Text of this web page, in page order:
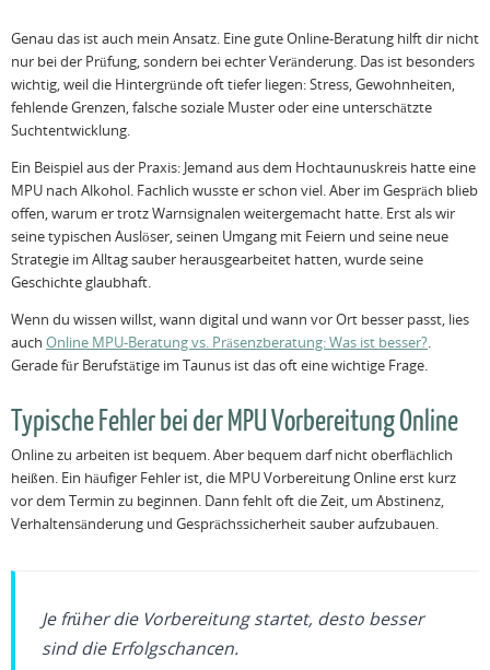
Genau das ist auch mein Ansatz. Eine gute Online-Beratung hilft dir nicht
nur bei der Prüfung, sondern bei echter Veränderung. Das ist besonders
wichtig, weil die Hintergründe oft tiefer liegen: Stress, Gewohnheiten,
fehlende Grenzen, falsche soziale Muster oder eine unterschätzte
Suchtentwicklung.
Ein Beispiel aus der Praxis: Jemand aus dem Hochtaunuskreis hatte eine
MPU nach Alkohol. Fachlich wusste er schon viel. Aber im Gespräch blieb
offen, warum er trotz Warnsignalen weitergemacht hatte. Erst als wir
seine typischen Auslöser, seinen Umgang mit Feiern und seine neue
Strategie im Alltag sauber herausgearbeitet hatten, wurde seine
Geschichte glaubhaft.
Wenn du wissen willst, wann digital und wann vor Ort besser passt, lies
auch Online MPU-Beratung vs. Präsenzberatung: Was ist besser?.
Gerade für Berufstätige im Taunus ist das oft eine wichtige Frage.
Typische Fehler bei der MPU Vorbereitung Online
Online zu arbeiten ist bequem. Aber bequem darf nicht oberflächlich
heißen. Ein häufiger Fehler ist, die MPU Vorbereitung Online erst kurz
vor dem Termin zu beginnen. Dann fehlt oft die Zeit, um Abstinenz,
Verhaltensänderung und Gesprächssicherheit sauber aufzubauen.
Je früher die Vorbereitung startet, desto besser
sind die Erfolgschancen.